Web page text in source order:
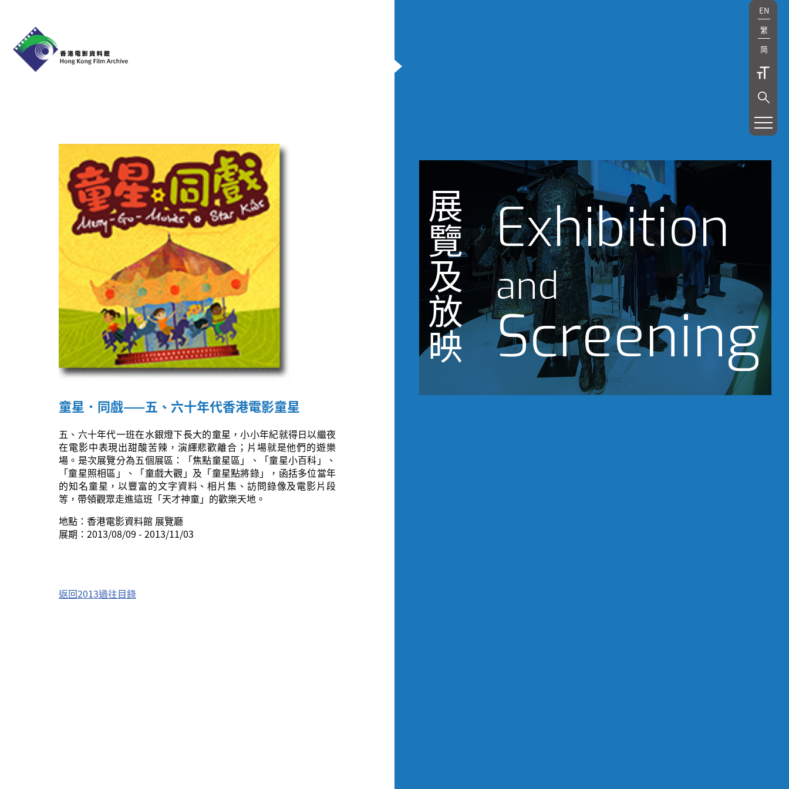
EN
繁
简
展
覽
及
放
映
Exhibition
and
Screening
童星．同戲——五、六十年代香港電影童星
五、六十年代一班在水銀燈下長大的童星，小小年紀就得日以繼夜
在電影中表現出甜酸苦辣，演繹悲歡離合；片場就是他們的遊樂
場。是次展覽分為五個展區：「焦點童星區」、「童星小百科」、
「童星照相區」、「童戲大觀」及「童星點將錄」，函括多位當年
的知名童星，以豐富的文字資料、相片集、訪問錄像及電影片段
等，帶領觀眾走進這班「天才神童」的歡樂天地。
地點：香港電影資料館 展覽廳
展期：2013/08/09 - 2013/11/03
返回2013過往目錄